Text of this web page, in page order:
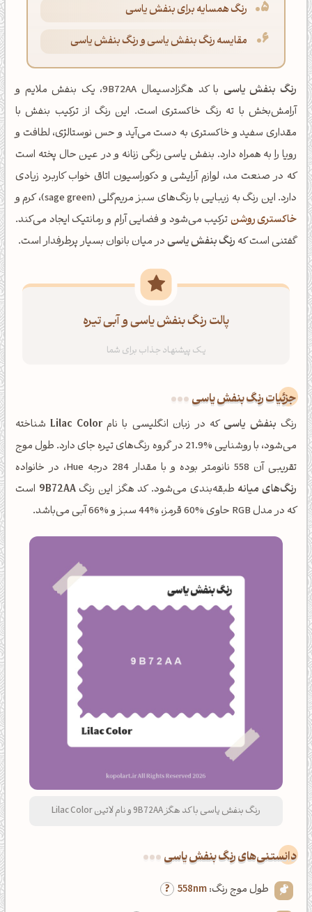
رنگ همسایه برای بنفش یاسی
مقایسه رنگ بنفش یاسی و رنگ بنفش یاسی
رنگ بنفش یاسی
با کد هگزادسیمال 9B72AA، یک بنفش ملایم و
آرامش‌بخش با ته رنگ خاکستری است. این رنگ از ترکیب بنفش با
مقداری سفید و خاکستری به دست می‌آید و حس نوستالژی، لطافت و
رویا را به همراه دارد. بنفش یاسی رنگی زنانه و در عین حال پخته است
که در صنعت مد، لوازم آرایشی و دکوراسیون اتاق خواب کاربرد زیادی
دارد. این رنگ به زیبایی با رنگ‌های سبز مریم‌گلی (sage green)، کرم و
خاکستری روشنترکیب می‌شود و فضایی آرام و رمانتیک ایجاد می‌کند.
گفتنی است که رنگ بنفش یاسیدر میان بانوان بسیار پرطرفدار است.
پالت رنگ بنفش یاسی و آبی تیره
جزئیات رنگ بنفش یاسی
رنگ بنفش یاسیکه در زبان انگلیسی با نامLilac Colorشناخته
می‌شود، با روشنایی %21.9 در گروه رنگ‌های تیره جای دارد. طول موج
تقریبی آن 558 نانومتر بوده و با مقدار 284 درجه Hue، در خانواده
رنگ‌های میانه طبقه‌بندی می‌شود. کد هگز این رنگ9B72AA است
که در مدل RGB حاوی %60 قرمز، %44 سبز و %66 آبی می‌باشد.
رنگ بنفش یاسی با کد هگز 9B72AA و نام لاتین Lilac Color
دانستنی‌های رنگ بنفش یاسی
طول موج رنگ:558nm